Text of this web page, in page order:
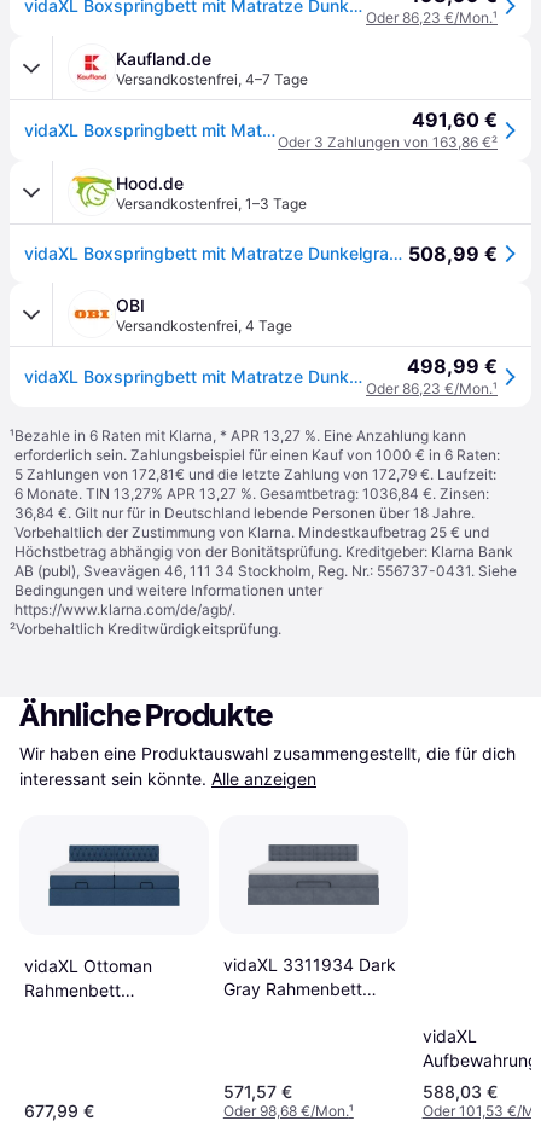
vidaXL Boxspringbett mit Matratze Dunkelgrau 180x200 cm Stoff
Oder 86,23 €/Mon.¹
Kaufland.de
Versandkostenfrei, 4–7 Tage
vidaXL Boxspringbett mit Matratze Dunkelgrau 180x200 cm Stoff 491,60 €
Oder 3 Zahlungen von 163,86 €²
Hood.de
Versandkostenfrei, 1–3 Tage
vidaXL Boxspringbett mit Matratze Dunkelgrau 180x200 cm Stoff 508,99 €
OBI
Versandkostenfrei, 4 Tage
vidaXL Boxspringbett mit Matratze Dunkelgrau 180x200 cm Stoff1389572 498,99 €
Oder 86,23 €/Mon.¹
¹Bezahle in 6 Raten mit Klarna, * APR 13,27 %. Eine Anzahlung kann
erforderlich sein. Zahlungsbeispiel für einen Kauf von 1000 € in 6 Raten:
5 Zahlungen von 172,81€ und die letzte Zahlung von 172,79 €. Laufzeit:
6 Monate. TIN 13,27% APR 13,27 %. Gesamtbetrag: 1036,84 €. Zinsen:
36,84 €. Gilt nur für in Deutschland lebende Personen über 18 Jahre.
Vorbehaltlich der Zustimmung von Klarna. Mindestkaufbetrag 25 € und
Höchstbetrag abhängig von der Bonitätsprüfung. Kreditgeber: Klarna Bank
AB (publ), Sveavägen 46, 111 34 Stockholm, Reg. Nr.: 556737-0431. Siehe
Bedingungen und weitere Informationen unter
https://www.klarna.com/de/agb/.
²Vorbehaltlich Kreditwürdigkeitsprüfung.
Ähnliche Produkte
Wir haben eine Produktauswahl zusammengestellt, die für dich
interessant sein könnte. Alle anzeigen
vidaXL Ottoman
Rahmenbett
677,99 €
vidaXL 3311934 Dark
Gray Rahmenbett
571,57 €
Oder 98,68 €/Mon.¹
vidaXL
Mit Matratze
Dunkelgrau
588,03 €
Oder 101,53 €/